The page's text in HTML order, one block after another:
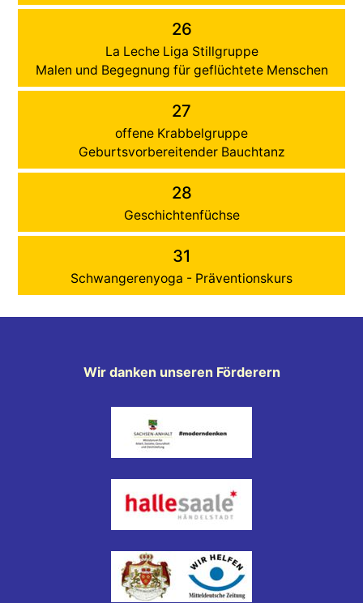
26
La Leche Liga Stillgruppe
Malen und Begegnung für geflüchtete Menschen
27
offene Krabbelgruppe
Geburtsvorbereitender Bauchtanz
28
Geschichtenfüchse
31
Schwangerenyoga - Präventionskurs
Wir danken unseren Förderern